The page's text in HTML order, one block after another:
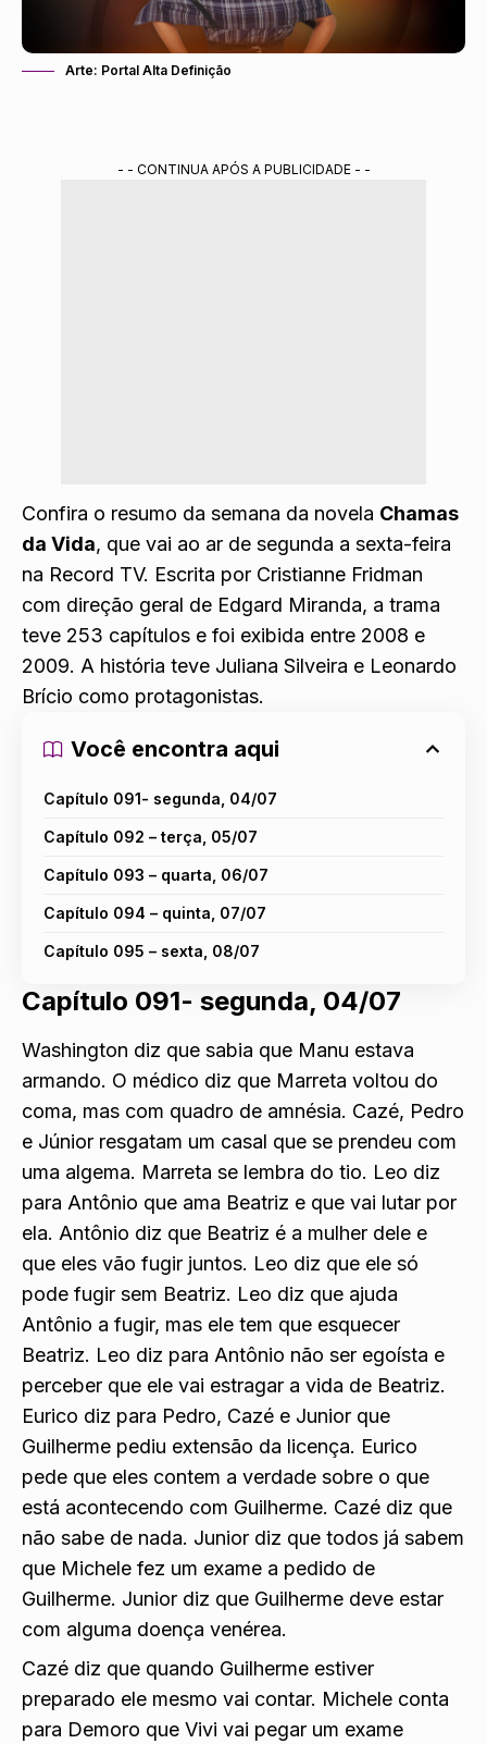
Arte: Portal Alta Definição
- - CONTINUA APÓS A PUBLICIDADE - -
Confira o resumo da semana da novela Chamas
da Vida, que vai ao ar de segunda a sexta-feira
na Record TV. Escrita por Cristianne Fridman
com direção geral de Edgard Miranda, a trama
teve 253 capítulos e foi exibida entre 2008 e
2009. A história teve Juliana Silveira e Leonardo
Brício como protagonistas.
Capítulo 091- segunda, 04/07
Washington diz que sabia que Manu estava
armando. O médico diz que Marreta voltou do
coma, mas com quadro de amnésia. Cazé, Pedro
e Júnior resgatam um casal que se prendeu com
uma algema. Marreta se lembra do tio. Leo diz
para Antônio que ama Beatriz e que vai lutar por
ela. Antônio diz que Beatriz é a mulher dele e
que eles vão fugir juntos. Leo diz que ele só
pode fugir sem Beatriz. Leo diz que ajuda
Antônio a fugir, mas ele tem que esquecer
Beatriz. Leo diz para Antônio não ser egoísta e
perceber que ele vai estragar a vida de Beatriz.
Eurico diz para Pedro, Cazé e Junior que
Guilherme pediu extensão da licença. Eurico
pede que eles contem a verdade sobre o que
está acontecendo com Guilherme. Cazé diz que
não sabe de nada. Junior diz que todos já sabem
que Michele fez um exame a pedido de
Guilherme. Junior diz que Guilherme deve estar
Cazé diz que quando Guilherme estiver
preparado ele mesmo vai contar. Michele conta